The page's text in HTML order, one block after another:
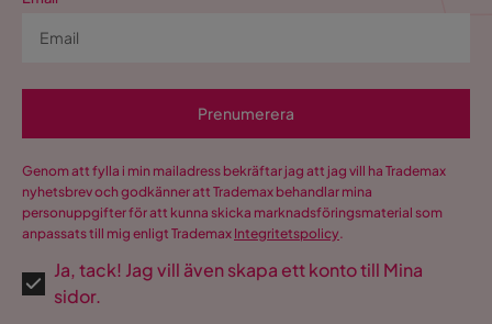
Prenumerera
Genom att fylla i min mailadress bekräftar jag att jag vill ha Trademax
nyhetsbrev och godkänner att Trademax behandlar mina
personuppgifter för att kunna skicka marknadsföringsmaterial som
anpassats till mig enligt Trademax Integritetspolicy.
Ja, tack! Jag vill även skapa ett konto till Mina
sidor.